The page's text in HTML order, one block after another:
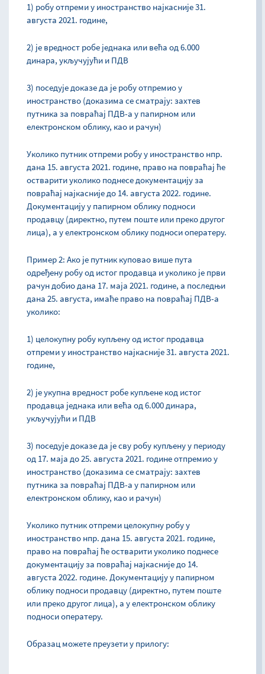
1) робу отпреми у иностранство најкасније 31.
августа 2021. године,
2) је вредност робе једнака или већа од 6.000
динара, укључујући и ПДВ
3) поседује доказе да је робу отпремио у
иностранство (доказима се сматрају: захтев
путника за повраћај ПДВ-а у папирном или
електронском облику, као и рачун)
Уколико путник отпреми робу у иностранство нпр.
дана 15. августа 2021. године, право на повраћај ће
остварити уколико поднесе документацију за
повраћај најкасније до 14. августа 2022. године.
Документацију у папирном облику подноси
продавцу (директно, путем поште или преко другог
лица), а у електронском облику подноси оператеру.
Пример 2: Ако је путник куповао више пута
одређену робу од истог продавца и уколико је први
рачун добио дана 17. маја 2021. године, а последњи
дана 25. августа, имаће право на повраћај ПДВ-а
уколико:
1) целокупну робу купљену од истог продавца
отпреми у иностранство најкасније 31. августа 2021.
године,
2) је укупна вредност робе купљене код истог
продавца једнака или већа од 6.000 динара,
укључујући и ПДВ
3) поседује доказе да је сву робу купљену у периоду
од 17. маја до 25. августа 2021. године отпремио у
иностранство (доказима се сматрају: захтев
путника за повраћај ПДВ-а у папирном или
електронском облику, као и рачун)
Уколико путник отпреми целокупну робу у
иностранство нпр. дана 15. августа 2021. године,
право на повраћај ће остварити уколико поднесе
документацију за повраћај најкасније до 14.
августа 2022. године. Документацију у папирном
облику подноси продавцу (директно, путем поште
или преко другог лица), а у електронском облику
подноси оператеру.
Образац можете преузети у прилогу: